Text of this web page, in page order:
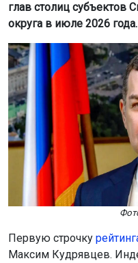
глав столиц субъектов
округа в июле 2026 года.
Первую строчку
Максим Кудрявцев.